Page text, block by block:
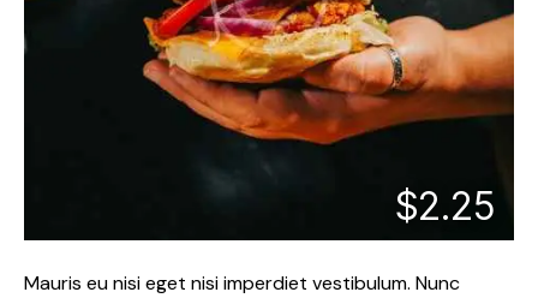
$2.25
Mauris eu nisi eget nisi imperdiet vestibulum. Nunc